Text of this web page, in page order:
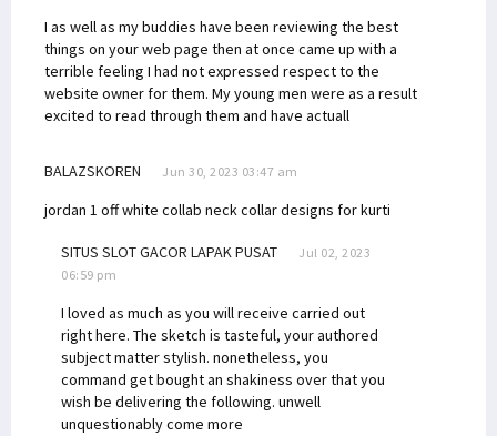
I as well as my buddies have been reviewing the best
things on your web page then at once came up with a
terrible feeling I had not expressed respect to the
website owner for them. My young men were as a result
excited to read through them and have actuall
BALAZSKOREN Jun 30, 2023 03:47 am
jordan 1 off white collab neck collar designs for kurti
SITUS SLOT GACOR LAPAK PUSAT
Jul 02, 2023
06:59 pm
I loved as much as you will receive carried out
right here. The sketch is tasteful, your authored
subject matter stylish. nonetheless, you
command get bought an shakiness over that you
wish be delivering the following. unwell
unquestionably come more